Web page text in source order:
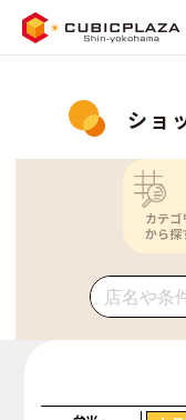
ショ
カテゴ
から探